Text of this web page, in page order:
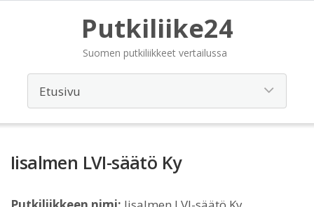
Putkiliike24
Suomen putkiliikkeet vertailussa
Iisalmen LVI-säätö Ky